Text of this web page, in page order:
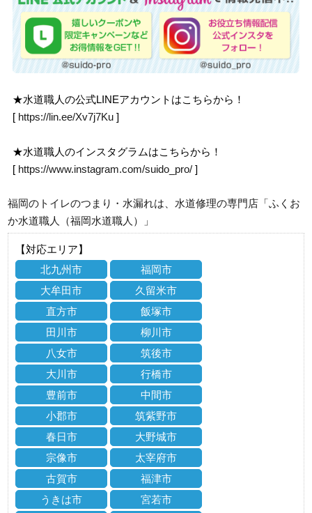
★水道職人の公式LINEアカウントはこちらから！
[ https://lin.ee/Xv7j7Ku ]
★水道職人のインスタグラムはこちらから！
[ https://www.instagram.com/suido_pro/ ]
福岡のトイレのつまり・水漏れは、水道修理の専門店「ふくお
か水道職人（福岡水道職人）」
【対応エリア】
北九州市
福岡市
大牟田市
久留米市
直方市
飯塚市
田川市
柳川市
八女市
筑後市
大川市
行橋市
豊前市
中間市
小郡市
筑紫野市
春日市
大野城市
宗像市
太宰府市
古賀市
福津市
うきは市
宮若市